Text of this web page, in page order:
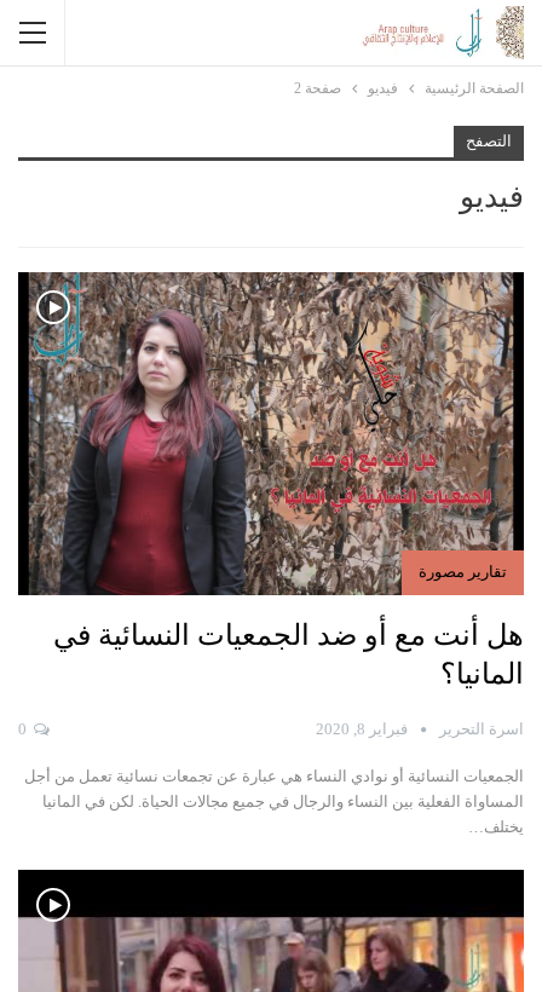
الصفحة الرئيسية فيديو صفحة 2
التصفح
فيديو
تقارير مصورة
هل أنت مع أو ضد الجمعيات النسائية في
المانيا؟
اسرة التحرير فبراير 8, 2020
الجمعيات النسائية أو نوادي النساء هي عبارة عن تجمعات نسائية تعمل من أجل
المساواة الفعلية بين النساء والرجال في جميع مجالات الحياة. لكن في المانيا
يختلف…